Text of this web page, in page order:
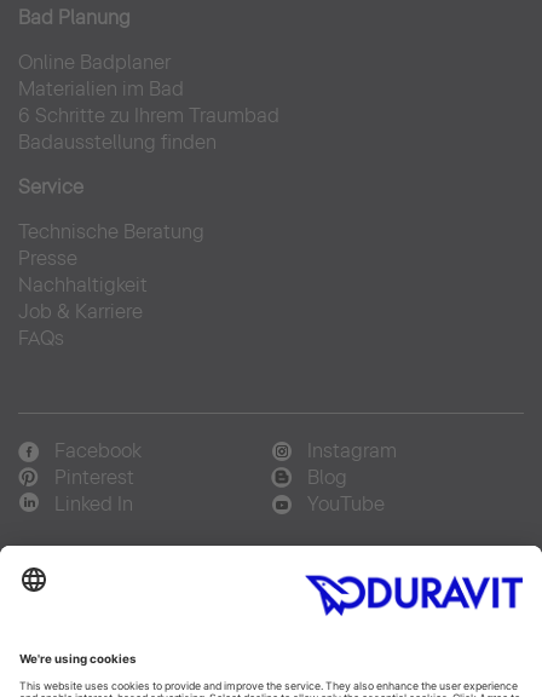
Bad Planung
Online Badplaner
Materialien im Bad
6 Schritte zu Ihrem Traumbad
Badausstellung finden
Service
Technische Beratung
Presse
Nachhaltigkeit
Job & Karriere
FAQs
Facebook
Instagram
Pinterest
Blog
Linked In
YouTube
Sprachauswahl:
Français
Italiano